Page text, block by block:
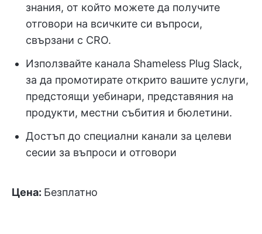
знания, от който можете да получите
отговори на всичките си въпроси,
свързани с CRO.
Използвайте канала Shameless Plug Slack,
за да промотирате открито вашите услуги,
предстоящи уебинари, представяния на
продукти, местни събития и бюлетини.
Достъп до специални канали за целеви
сесии за въпроси и отговори
Цена: Безплатно